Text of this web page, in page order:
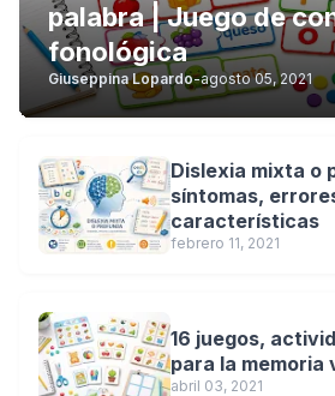
palabra | Juego de
fonológica
Giuseppina Lopardo-agosto 05, 2021
Dislexia mixta o
síntomas,
características
febrero 11, 2021
16 juegos,
para la memoria
abril 03, 2021